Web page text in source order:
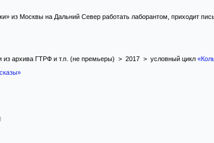
из Москвы на Дальний Север работать лаборантом, приходит
из архива ГТРФ и т.п. (не премьеры) > 2017 > условный цикл